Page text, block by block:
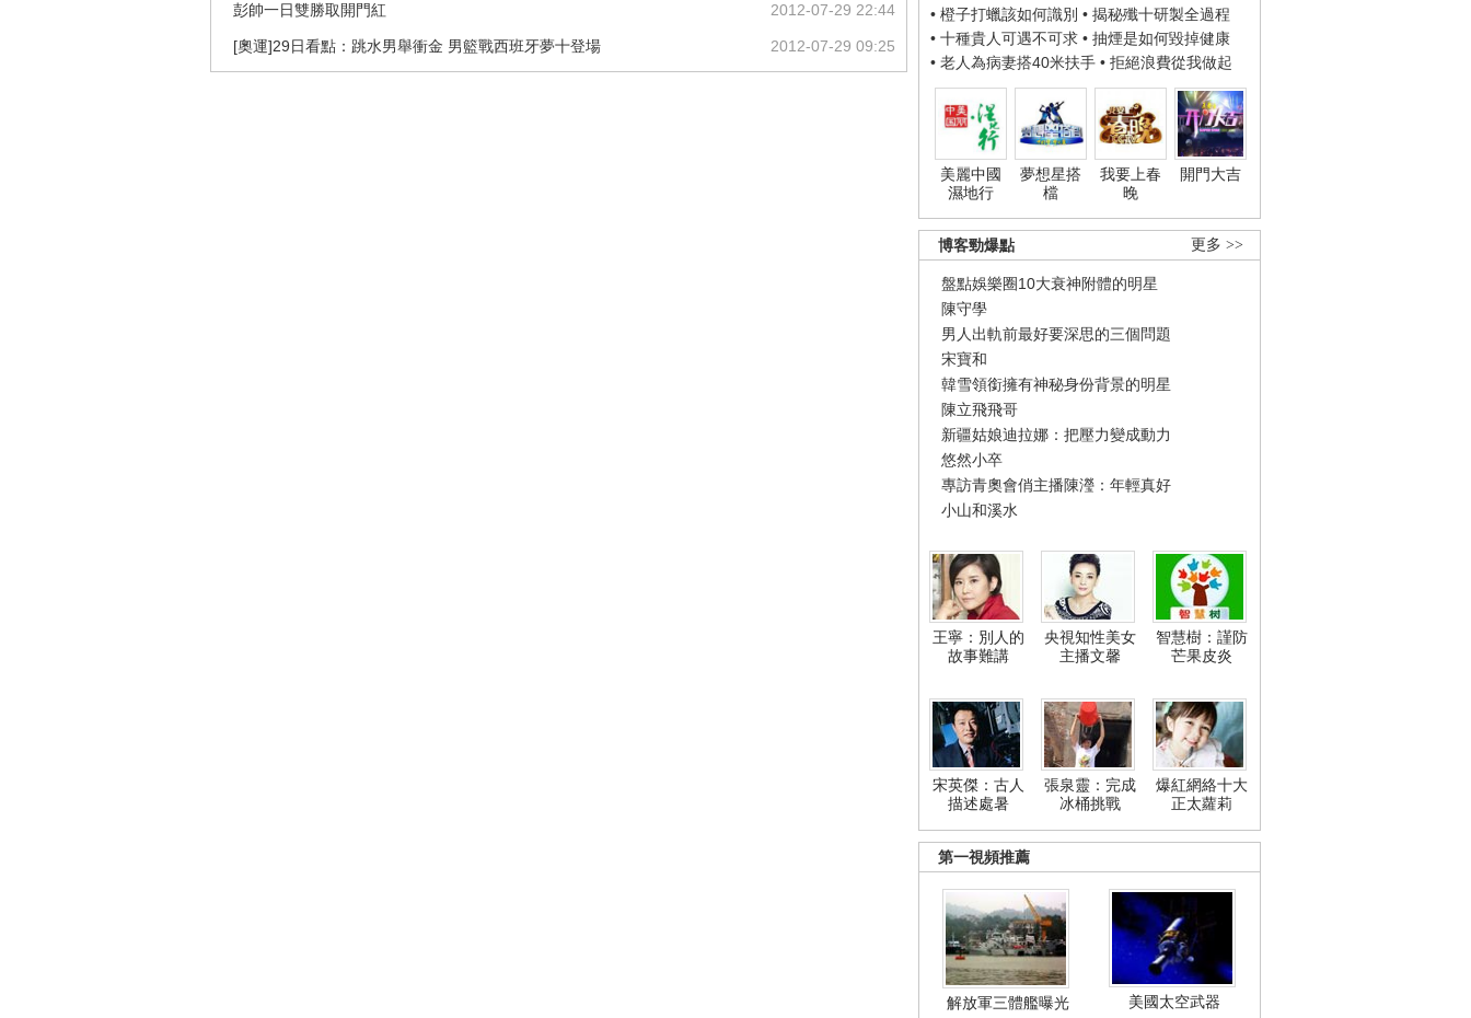
• 橙子打蠟該如何識別 • 揭秘殲十研製全過程
• 十種貴人可遇不可求 • 抽煙是如何毀掉健康
• 老人為病妻搭40米扶手 • 拒絕浪費從我做起
美麗中國
濕地行
夢想星搭
檔
我要上春
晚
開門大吉
更多 >>
博客勁爆點
盤點娛樂圈10大衰神附體的明星
陳守學
男人出軌前最好要深思的三個問題
宋寶和
韓雪領銜擁有神秘身份背景的明星
陳立飛飛哥
新疆姑娘迪拉娜：把壓力變成動力
悠然小卒
專訪青奧會俏主播陳瀅：年輕真好
小山和溪水
王寧：別人的
故事難講
央視知性美女
主播文馨
智慧樹：謹防
芒果皮炎
宋英傑：古人
描述處暑
張泉靈：完成
冰桶挑戰
爆紅網絡十大
正太蘿莉
第一視頻推薦
解放軍三體艦曝光 美國太空武器
2012-07-29 22:44
彭帥一日雙勝取開門紅
2012-07-29 09:25
[奧運]29日看點：跳水男舉衝金 男籃戰西班牙夢十登場